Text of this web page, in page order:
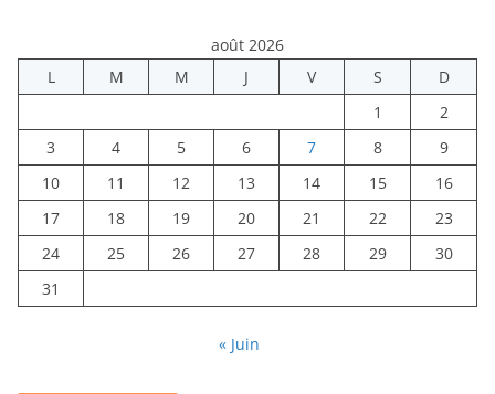
août 2026
L
M M J V S
D
1
2
3
4 5 6 7 8
9
10
11 12 13 14 15
16
17
18 19 20 21 22
23
24
25 26 27 28 29
30
31
« Juin